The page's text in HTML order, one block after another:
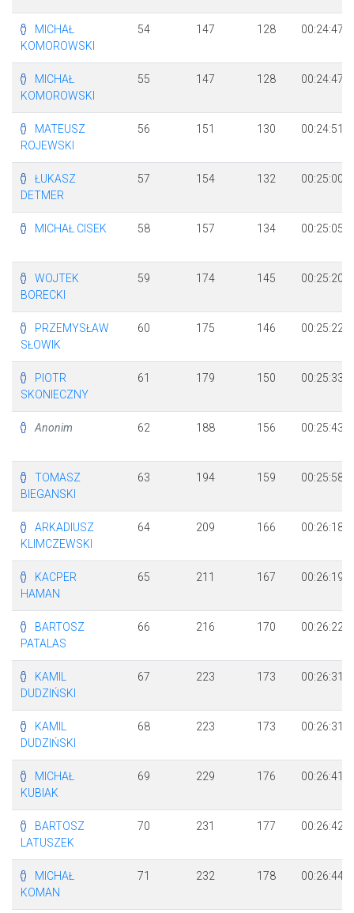
MICHAŁ
KOMOROWSKI
54 147 128 00:24:47
MICHAŁ
KOMOROWSKI
55 147 128 00:24:47
MATEUSZ
ROJEWSKI
56 151 130 00:24:51
ŁUKASZ
DETMER
57 154 132 00:25:00
MICHAŁ CISEK 58 157 134 00:25:05
WOJTEK
BORECKI
59 174 145 00:25:20
PRZEMYSŁAW
SŁOWIK
60 175 146 00:25:22
PIOTR
SKONIECZNY
61 179 150 00:25:33
Anonim 62 188 156 00:25:43
TOMASZ
BIEGANSKI
63 194 159 00:25:58
ARKADIUSZ
KLIMCZEWSKI
64 209 166 00:26:18
KACPER
HAMAN
65 211 167 00:26:19
BARTOSZ
PATALAS
66 216 170 00:26:22
KAMIL
DUDZIŃSKI
67 223 173 00:26:31
KAMIL
DUDZIŃSKI
68 223 173 00:26:31
MICHAŁ
KUBIAK
69 229 176 00:26:41
BARTOSZ
LATUSZEK
70 231 177 00:26:42
MICHAŁ
KOMAN
71 232 178 00:26:44